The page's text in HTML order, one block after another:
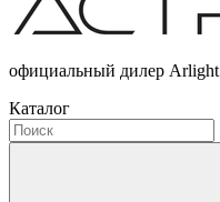
официальный дилер Arlight
Каталог